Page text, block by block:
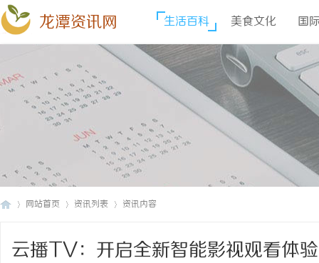
龙潭资讯网 生活百科 美食文化 国
网站首页 资讯列表 资讯内容
云播TV：开启全新智能影视观看体